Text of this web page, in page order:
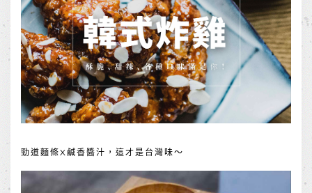
勁道麵條X鹹香醬汁，這才是台灣味～